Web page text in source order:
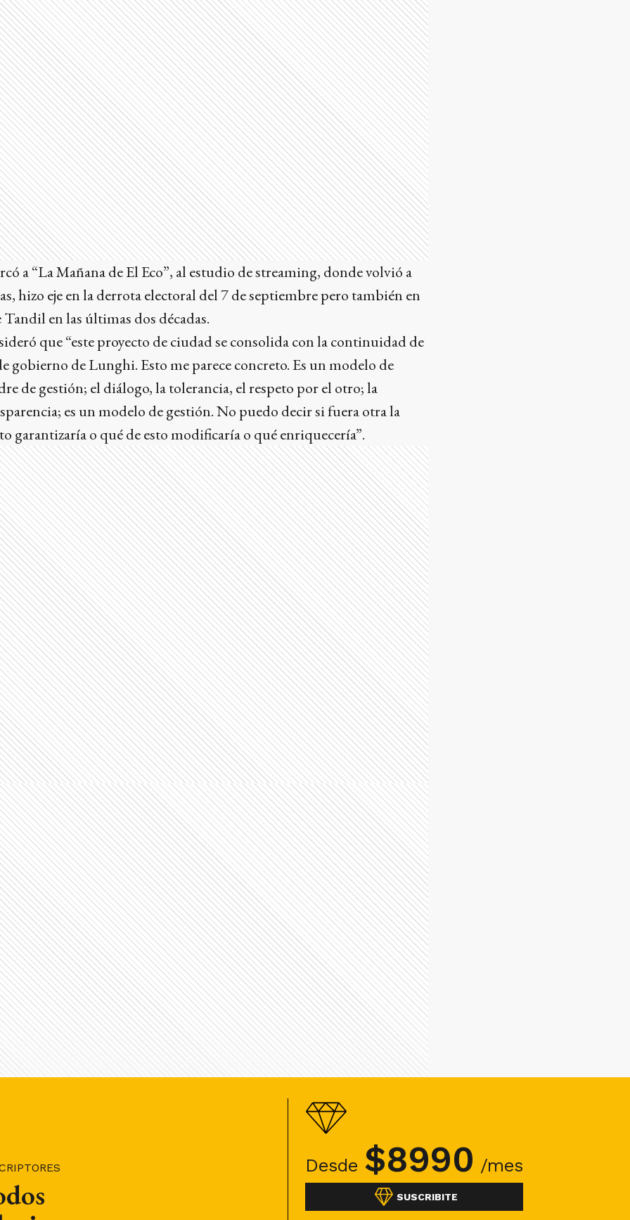
Desde $8990 /mes
SUSCRIBITE
a “La Mañana de El Eco”, al estudio de streaming, donde volvió a
hizo eje en la derrota electoral del 7 de septiembre pero también en
en las últimas dos décadas.
que “este proyecto de ciudad se consolida con la continuidad de
gobierno de Lunghi. Esto me parece concreto. Es un modelo de
de gestión; el diálogo, la tolerancia, el respeto por el otro; la
es un modelo de gestión. No puedo decir si fuera otra la
garantizaría o qué de esto modificaría o qué enriquecería”.